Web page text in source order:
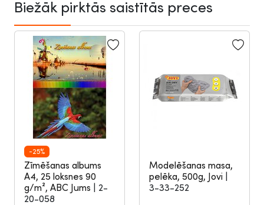
Biežāk pirktās saistītās preces
-25%
Zīmēšanas albums
A4, 25 loksnes 90
g/m², ABC Jums
2-
20-058
Modelēšanas masa,
pelēka, 500g, Jovi
3-33-252